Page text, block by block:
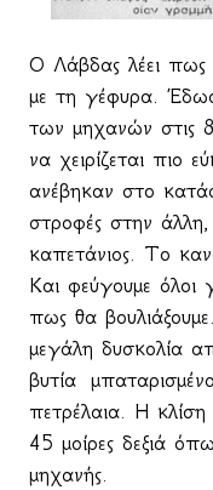
Ο Λάβδας λέει πως
με τη γέφυρα.
των μηχανών στις
να χειρίζεται πιο
ανέβηκαν στο
στροφές στην
καπετάνιος. Το
Και φεύγουμε όλοι
πως θα
μεγάλη δυσκολία
βυτία
πετρέλαια. Η
45 μοίρες δεξιά
μηχανής.